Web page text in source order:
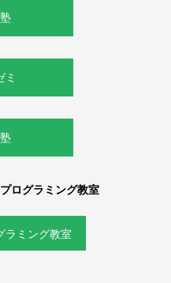
ミ
ログラミング教室
ラミング教室